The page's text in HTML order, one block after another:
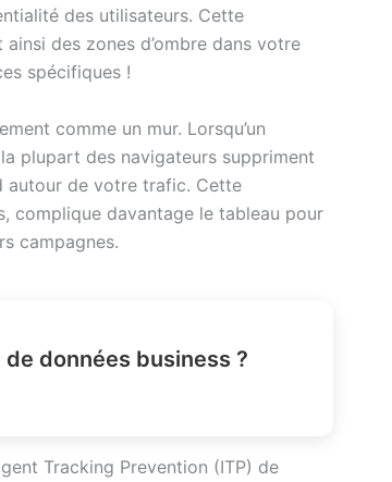
des utilisateurs. Cette
des zones d’ombre dans votre
spécifiques !
comme un mur. Lorsqu’un
plupart des navigateurs suppriment
autour de votre trafic. Cette
complique davantage le tableau pour
campagnes.
données business ?
Tracking Prevention (ITP) de